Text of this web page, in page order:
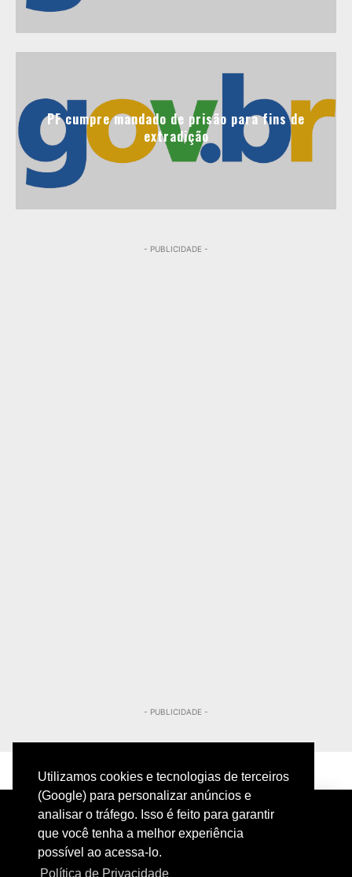
Utilizamos cookies e tecnologias de terceiros
(Google) para personalizar anúncios e
analisar o tráfego. Isso é feito para garantir
que você tenha a melhor experiência
possível ao acessa-lo.
Política de Privacidade
PF cumpre mandado de prisão para fins de
extradição
- PUBLICIDADE -
- PUBLICIDADE -